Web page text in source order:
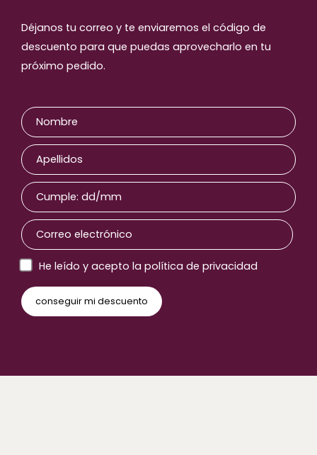
Déjanos tu correo y te enviaremos el código de
descuento para que puedas aprovecharlo en tu
próximo pedido.
He leído y acepto la política de privacidad